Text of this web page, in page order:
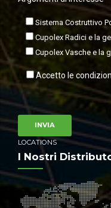
Sistema Costruttivo
Cupolex Radici e la
Cupolex Vasche e la
Accetto le
LOCATIONS
I Nostri